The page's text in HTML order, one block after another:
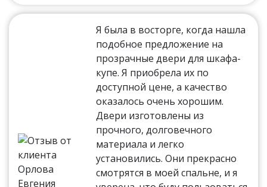
Я была в восторге, когда нашла
подобное предложение на
прозрачные двери для шкафа-
купе. Я приобрела их по
доступной цене, а качество
оказалось очень хорошим.
Двери изготовлены из
прочного, долговечного
материала и легко
установились. Они прекрасно
смотрятся в моей спальне, и я